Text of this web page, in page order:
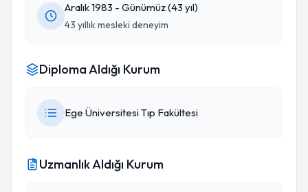
Aralık 1983 - Günümüz (43 yıl)
43 yıllık mesleki deneyim
Diploma Aldığı Kurum
Ege Üniversitesi Tıp Fakültesi
Uzmanlık Aldığı Kurum